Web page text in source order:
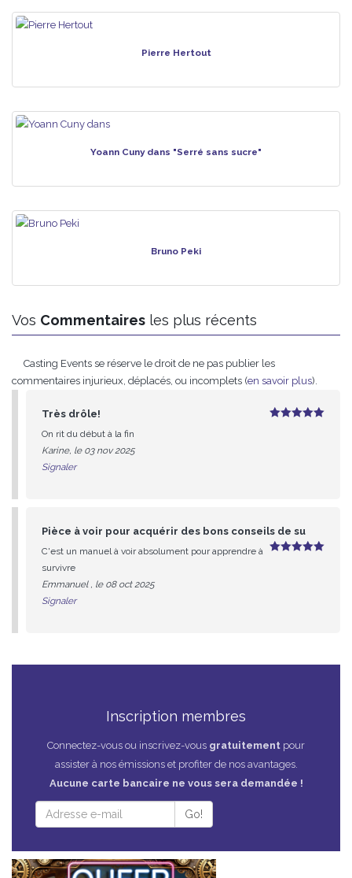
Pierre Hertout
Yoann Cuny dans "Serré sans sucre"
Bruno Peki
Vos Commentaires les plus récents
Casting Events se réserve le droit de ne pas publier les
commentaires injurieux, déplacés, ou incomplets (en savoir plus).
Très drôle!
On rit du début à la fin
Karine, le 03 nov 2025
Signaler
Pièce à voir pour acquérir des bons conseils de su
C'est un manuel à voir absolument pour apprendre à
survivre
Emmanuel , le 08 oct 2025
Signaler
Inscription membres
Connectez-vous ou inscrivez-vous gratuitement pour
assister à nos émissions et profiter de nos avantages.
Aucune carte bancaire ne vous sera demandée !
Go!